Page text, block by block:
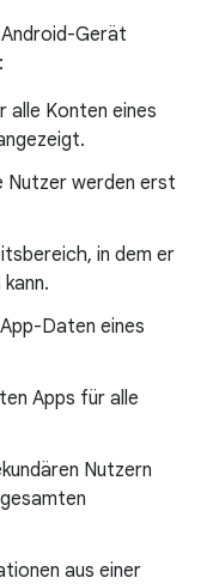
Gerät
alle Konten eines
Nutzer werden erst
in dem er
Daten eines
Apps für alle
Nutzern
aus einer